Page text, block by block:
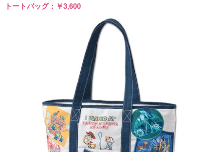
トートバッグ：￥3,600